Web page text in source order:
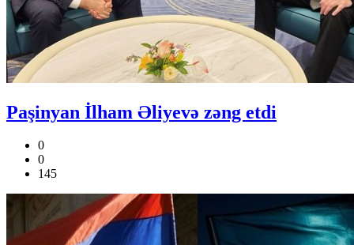
Paşinyan İlham Əliyevə zəng etdi
0
0
145